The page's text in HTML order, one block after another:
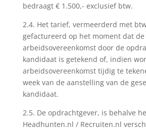
bedraagt € 1.500,- exclusief btw.
2.4. Het tarief, vermeerderd met
gefactureerd op het moment dat de
arbeidsovereenkomst door de
kandidaat is getekend of, indien
arbeidsovereenkomst tijdig te
week van de aanstelling van de
kandidaat.
2.5. De opdrachtgever, is behalve
Headhunten.nl / Recruiten.nl